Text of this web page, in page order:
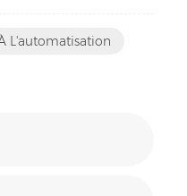
L'automatisation